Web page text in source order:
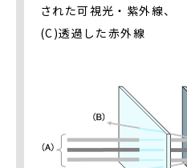
された可視光・紫外線、
(C)透過した赤外線